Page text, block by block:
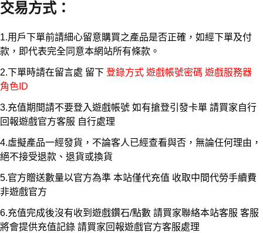
交易方式：
1.用戶下單前請細心留意購買之產品是否正確，如經下單及付
款，即代表完全同意本網站所有條款。
2.下單時請在留言處 留下 登錄方式 遊戲帳號密碼 遊戲服務器
角色ID
3.充值期間請不要登入遊戲帳號 如有搶登引發卡單 請買家自行
回報遊戲官方客服 自行處理
4.虛擬產品一經發貨，不論客人已經查看與否，無論任何理由，
絕不接受退款、退貨或換貨
5.官方贈送數量以官方為準 本站僅代充值 收取中間代勞手續費
非遊戲官方
6.充值完成後沒有收到遊戲鑽石/點數 請買家聯絡本站客服 客服
將會提供充值記錄 請買家回報遊戲官方客服處理